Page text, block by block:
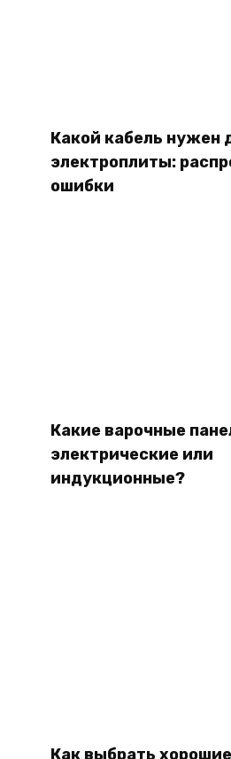
Какой кабель нужен
электроплиты:
ошибки
Какие варочные
электрические или
индукционные?
Как выбрать